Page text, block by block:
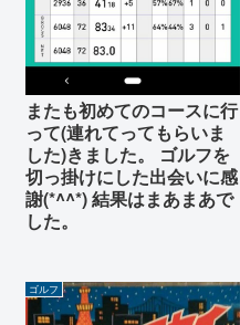
またも初めてのコースに行
って(連れてってもらいま
した)きました。 ゴルフを
切っ掛けにした出会いに感
謝(*^^*) 結果はまあまあで
した。
ゴルフ